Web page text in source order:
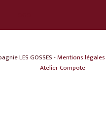
LES GOSSES -Mentions légales
Atelier Compöte